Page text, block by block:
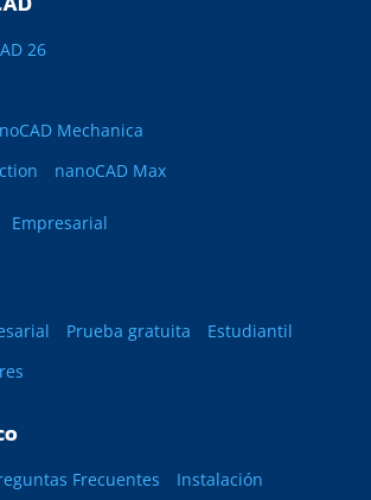
26
Mechanica
nanoCAD Max
Empresarial
Prueba gratuita
Estudiantil
Frecuentes Instalación